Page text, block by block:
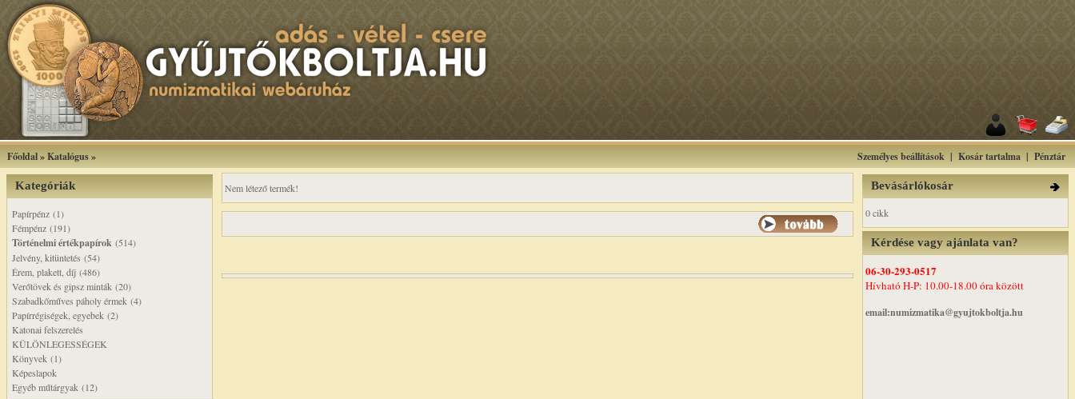
Főoldal»Katalógus» Személyes beállítások | Kosár tartalma | Pénztár
Kategóriák
Papírpénz (1)
Fémpénz (191)
Történelmi értékpapírok (514)
Jelvény, kitüntetés (54)
Érem, plakett, díj (486)
Verőtövek és gipsz minták (20)
Szabadkőműves páholy érmek (4)
Papírrégiségek, egyebek (2)
Katonai felszerelés
KÜLÖNLEGESSÉGEK
Könyvek (1)
Képeslapok
Egyéb műtárgyak (12)
Nem létező termék! Bevásárlókosár
0 cikk
Kérdése vagy ajánlata van?
06-30-293-0517
Hívható H-P: 10.00-18.00 óra között
email:numizmatika@gyujtokboltja.hu